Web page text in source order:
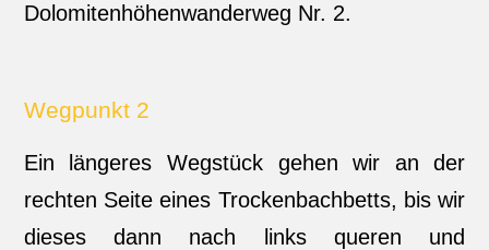
Dolomitenhöhenwanderweg Nr. 2.
Wegpunkt 2
Ein längeres Wegstück gehen wir an der
rechten Seite eines Trockenbachbetts, bis wir
dieses dann nach links queren und